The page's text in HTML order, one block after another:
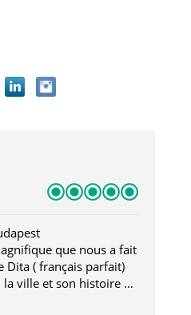
que nous a fait
Dita ( français parfait)
ville et son histoire et
à des lieux